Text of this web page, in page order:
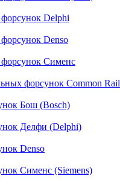
Delphi
Denso
форсунок Сименс
форсунок Common Rail
Бош (Bosch)
Делфи (Delphi)
Denso
Сименс (Siemens)